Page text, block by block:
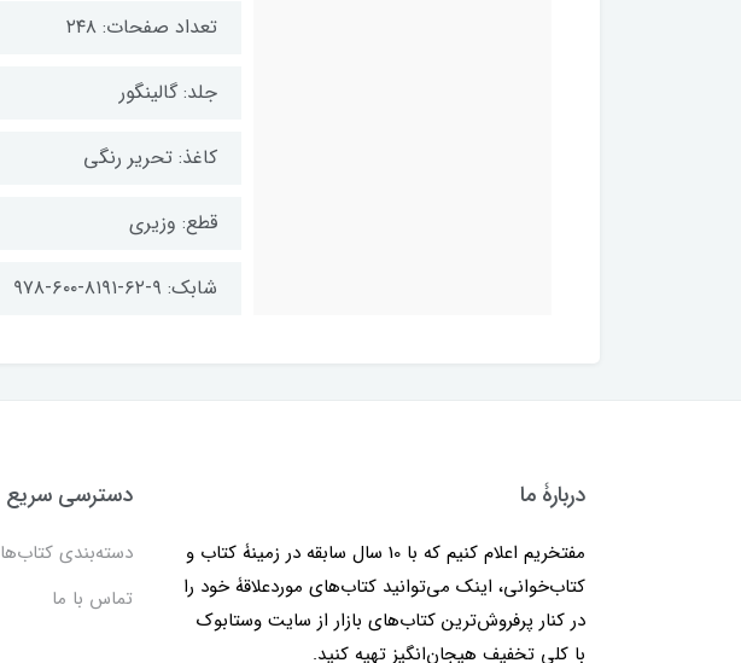
تعداد صفحات: ۲۴۸
جلد: گالینگور
کاغذ: تحریر رنگی
قطع: وزیری
شابک: ۹-۶۲-۸۱۹۱-۶۰۰-۹۷۸
دربارۀ ما
مفتخریم اعلام کنیم که با 10 سال سابقه در زمینۀ کتاب و
کتاب‌خوانی، اینک می‌توانید کتاب‌های موردعلاقۀ خود را
در کنار پرفروش‌ترین کتاب‌های بازار از سایت وستابوک
با کلی تخفیف هیجان‌انگیز تهیه کنید.
دسترسی سریع
دسته‌بندی کتاب‌ها
تماس با ما